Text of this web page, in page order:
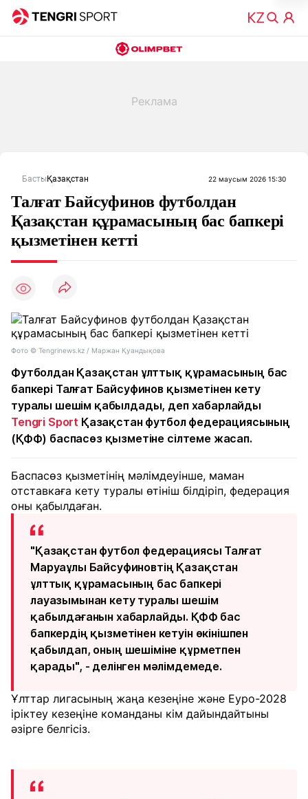
БастыҚазақстан 22 маусым 2026 15:30
Талғат Байсуфинов футболдан
Қазақстан құрамасының бас бапкері
қызметінен кетті
Фото © Tengrinews.kz / Маржан Қуандықова
Футболдан Қазақстан ұлттық құрамасының бас
бапкері Талғат Байсуфинов қызметінен кету
туралы шешім қабылдады, деп хабарлайды
Tengri Sport Қазақстан футбол федерациясының
(ҚФФ) баспасөз қызметіне сілтеме жасап.
Баспасөз қызметінің мәлімдеуінше, маман
отставкаға кету туралы өтініш білдіріп, федерация
оны қабылдаған.
"Қазақстан футбол федерациясы Талғат
Маруаұлы Байсуфиновтің Қазақстан
ұлттық құрамасының бас бапкері
лауазымынан кету туралы шешім
қабылдағанын хабарлайды. ҚФФ бас
бапкердің қызметінен кетуін өкінішпен
қабылдап, оның шешіміне құрметпен
қарады", - делінген мәлімдемеде.
Ұлттар лигасының жаңа кезеңіне және Еуро-2028
іріктеу кезеңіне команданы кім дайындайтыны
әзірге белгісіз.